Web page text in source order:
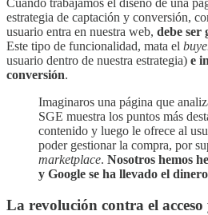
Cuando trabajamos el diseño de una
estrategia de captación y conversión,
usuario entra en nuestra web, debe ser
Este tipo de funcionalidad, mata el
usuario dentro de nuestra estrategia) e
conversión.
Imaginaros una página que
SGE muestra los puntos más
contenido y luego le ofrece al
poder gestionar la compra, por
marketplace. Nosotros hemos
y Google se ha llevado el dinero
La revolución contra el